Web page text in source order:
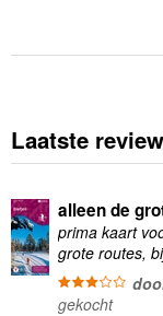
Laatste
alleen de
prima kaart
grote routes,
wandelingen
gekocht